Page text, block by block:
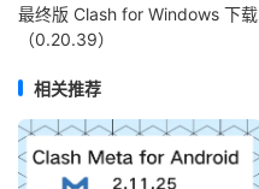
最终版 Clash for Windows 下载
（0.20.39）
相关推荐